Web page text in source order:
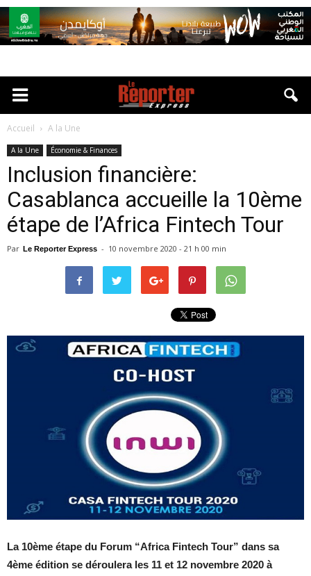
Accueil A la Une
A la Une Économie & Finances
Inclusion financière:
Casablanca accueille la 10ème
étape de l’Africa Fintech Tour
Par Le Reporter Express - 10 novembre 2020 - 21 h 00 min
La 10ème étape du Forum “Africa Fintech Tour” dans sa
4ème édition se déroulera les 11 et 12 novembre 2020 à